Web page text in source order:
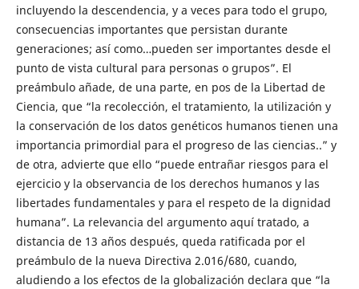
incluyendo la descendencia, y a veces para todo el grupo,
consecuencias importantes que persistan durante
generaciones; así como…pueden ser importantes desde el
punto de vista cultural para personas o grupos”. El
preámbulo añade, de una parte, en pos de la Libertad de
Ciencia, que “la recolección, el tratamiento, la utilización y
la conservación de los datos genéticos humanos tienen una
importancia primordial para el progreso de las ciencias..” y
de otra, advierte que ello “puede entrañar riesgos para el
ejercicio y la observancia de los derechos humanos y las
libertades fundamentales y para el respeto de la dignidad
humana”. La relevancia del argumento aquí tratado, a
distancia de 13 años después, queda ratificada por el
preámbulo de la nueva Directiva 2.016/680, cuando,
aludiendo a los efectos de la globalización declara que “la